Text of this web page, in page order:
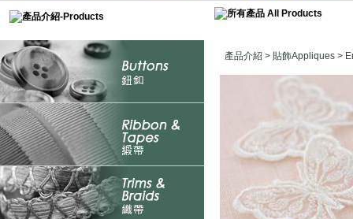
產品介紹 > 貼飾Appliques >